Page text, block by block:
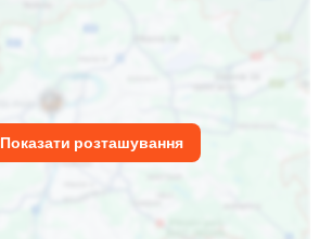
Показати розташування